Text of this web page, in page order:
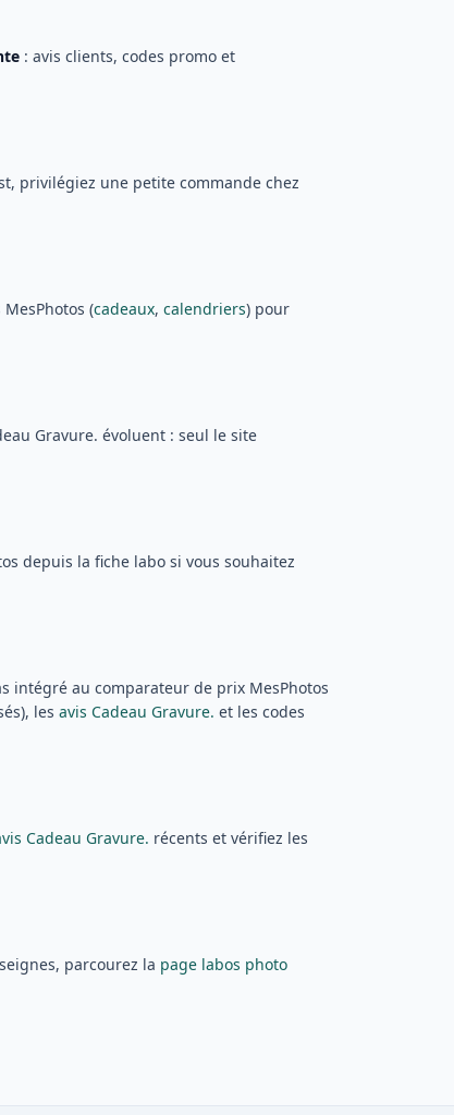
: avis clients, codes promo et
privilégiez une petite commande chez
(cadeaux, calendriers) pour
Gravure. évoluent : seul le site
depuis la fiche labo si vous souhaitez
intégré au comparateur de prix MesPhotos
les avis Cadeau Gravure. et les codes
Cadeau Gravure. récents et vérifiez les
parcourez la page labos photo